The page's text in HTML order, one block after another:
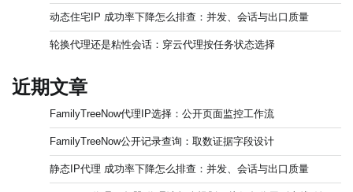
动态住宅IP 成功率下降怎么排查：并发、会话与出口质量
轮换代理还是粘性会话：穿云代理按任务状态选择
近期文章
FamilyTreeNow代理IP选择：公开页面监控工作流
FamilyTreeNow公开记录查询：取数证据字段设计
静态IP代理 成功率下降怎么排查：并发、会话与出口质量